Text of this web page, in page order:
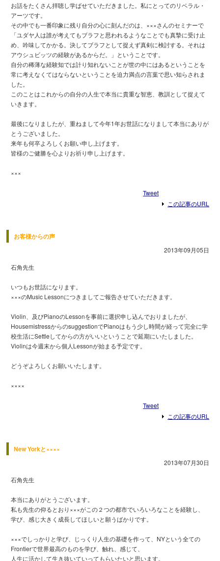
お話をたくさん拝聴し学ばせていただきました。私にとってのリベラル・
アーツです。
その中でも一番印象に残り自分の心に刻んだのは、×××さんのセミナーで
「ユダヤ人は誰が考えてもブラフと思われるようなことでも真摯に受け止
め、吟味してかかる。決してブラフとして捉えず真剣に検討する。それは
アウシュビッツの経験があるからだ。」ということです。
自分の稀薄な経験知では計り知れないことが世の中にはあるということを
常に考えなくてはならないということを迫力満点の言葉で思い知らされま
した。
このことはこれからの自分の人生で本当に貴重な智恵、教訓として捉えて
いきます。
最後になりましたが、重ねまして今年1年お世話になりまして本当にありが
とうございました。
来年も何卒よろしくお願い申し上げます。
皆様のご健勝を心よりお祈り申し上げます。
×××
Tweet
この記事のURL
お客様からの声
2013年09月05日
石角先生
いつもお世話になります。
×××のMusic Lessonにつきましてご報告させていただきます。
Violin、及びPianoのLessonを事前に選択申し込んでおりましたが、
HousemistressからのsuggestionでPianoはもう少し時間が経って完全に学
校生活にSettleしてからの方がいいということで延期にいたしました。
Violinは今週末から個人Lessonが始まる予定です。
どうぞよろしくお願いいたします。
××××
Tweet
この記事のURL
New Yorkと××××
2013年07月30日
石角先生
本当にありがとうございます。
私も先生の仰るとおり×××がこの２つの都市でいろいろなことを経験し、
学び、感じ大きく成長してほしいと願うばかりです。
×××でしっかりと学び、じっくり人生の基礎を作って、NYという全ての
Frontierで世界最高のものを学び、触れ、感じて、
人生に活かして生き抜いていってもらいたいと思います。